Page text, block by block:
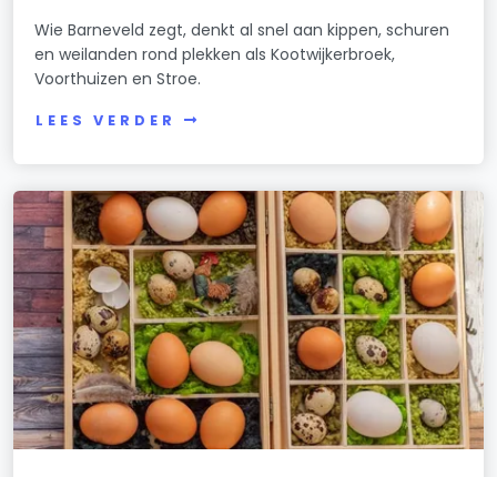
Wie Barneveld zegt, denkt al snel aan kippen, schuren
en weilanden rond plekken als Kootwijkerbroek,
Voorthuizen en Stroe.
LEES VERDER